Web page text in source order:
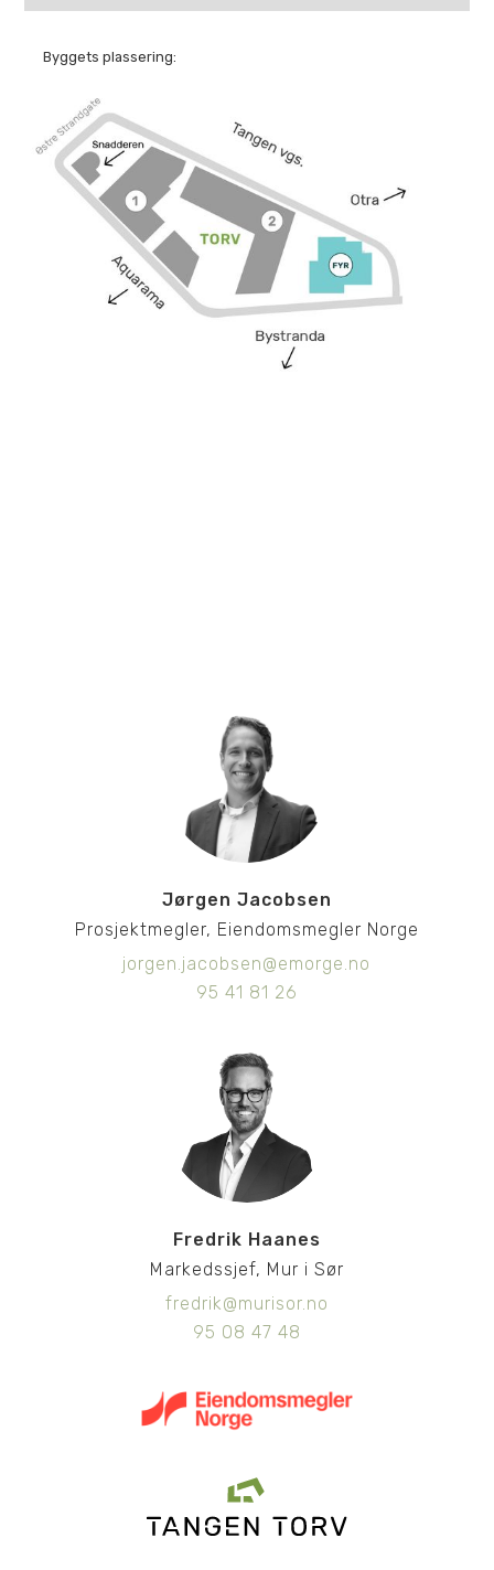
Byggets plassering:
Jørgen Jacobsen
Prosjektmegler, Eiendomsmegler Norge
jorgen.jacobsen@emorge.no
95 41 81 26
Fredrik Haanes
Markedssjef, Mur i Sør
fredrik@murisor.no
95 08 47 48